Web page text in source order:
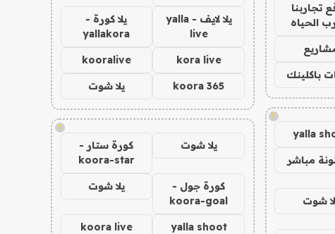
تجاربنا
الحياه
باكلينك
!
yalla
مباشر
شوت
يلا لايف - yalla
live
يلا كورة -
yallakora
kora live
kooralive
koora 365 يلا شوت
!
يلا شوت
كورة ستار -
koora-star
كورة جول -
koora-goal
يلا شوت
yalla shoot
koora live